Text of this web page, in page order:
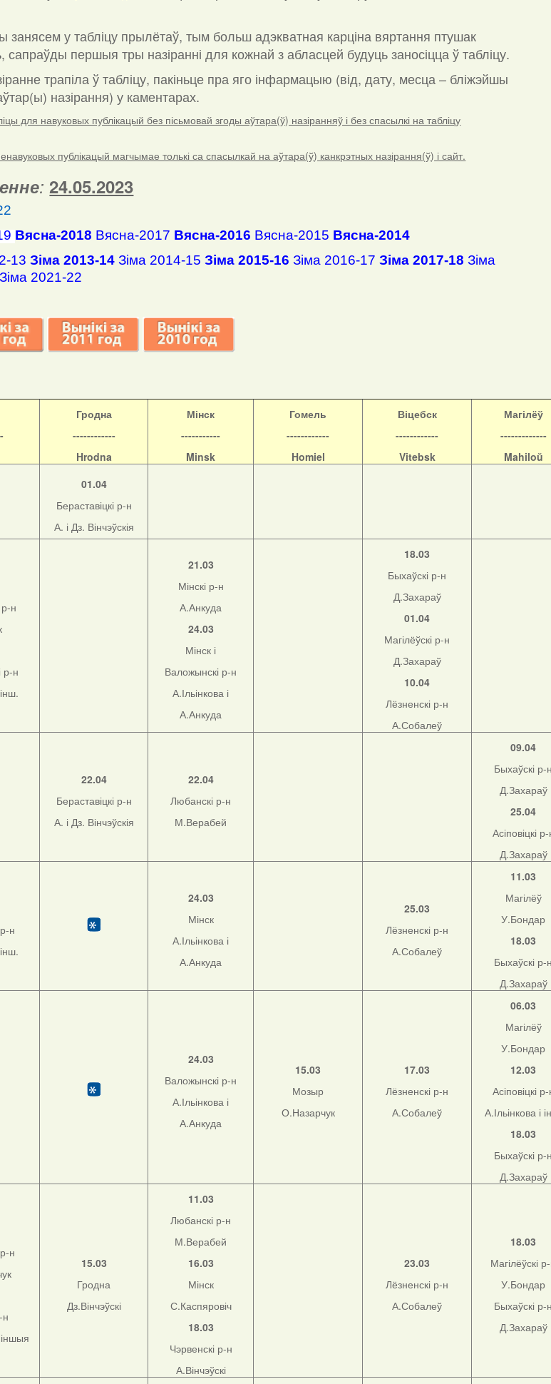
у табліцу прылётаў, тым больш адэкватная карціна вяртання птушак
сапраўды першыя тры назіранні для кожнай з абласцей будуць заносіцца ў табліцу.
трапіла ў табліцу, пакіньце пра яго інфармацыю (від, дату, месца – бліжэйшы
назірання) у каментарах.
для навуковых публікацый без пісьмовай згоды аўтара(ў) назіранняў і без спасылкі на табліцу
публікацый магчымае толькі са спасылкай на аўтара(ў) канкрэтных назірання(ў) і сайт.
: 24.05.2023
Вясна-2018 Вясна-2017 Вясна-2016 Вясна-2015 Вясна-2014
13 Зіма 2013-14 Зіма 2014-15 Зіма 2015-16 Зіма 2016-17 Зіма 2017-18 Зіма
Зіма 2021-22
Гродна
------------
Hrodna
Мінск
-----------
Minsk
Гомель
------------
Homiel
Віцебск
------------
Vitebsk
Магілёў
-------------
Mahiloŭ
01.04
Бераставіцкі р-н
А. і Дз. Вінчэўскія
н
р-н
21.03
Мінскі р-н
А.Анкуда
24.03
Мінск і
Валожынскі р-н
А.Ільінкова і
А.Анкуда
18.03
Быхаўскі р-н
Д.Захараў
01.04
Магілёўскі р-н
Д.Захараў
10.04
Лёзненскі р-н
А.Собалеў
22.04
Бераставіцкі р-н
А. і Дз. Вінчэўскія
22.04
Любанскі р-н
М.Верабей
09.04
Быхаўскі р-
Д.Захараў
25.04
Асіповіцкі
Д.Захараў
н
24.03
Мінск
А.Ільінкова і
А.Анкуда
25.03
Лёзненскі р-н
А.Собалеў
11.03
Магілёў
У.Бондар
18.03
Быхаўскі р-
Д.Захараў
24.03
Валожынскі р-н
А.Ільінкова і
А.Анкуда
15.03
Мозыр
О.Назарчук
17.03
Лёзненскі р-н
А.Собалеў
06.03
Магілёў
У.Бондар
12.03
Асіповіцкі
А.Ільінкова і
18.03
Быхаўскі р-
Д.Захараў
н
н
15.03
Гродна
Дз.Вінчэўскі
11.03
Любанскі р-н
М.Верабей
16.03
Мінск
С.Каспяровіч
18.03
Чэрвенскі р-н
А.Вінчэўскі
23.03
Лёзненскі р-н
А.Собалеў
18.03
Магілёўскі
У.Бондар
Быхаўскі р-
Д.Захараў